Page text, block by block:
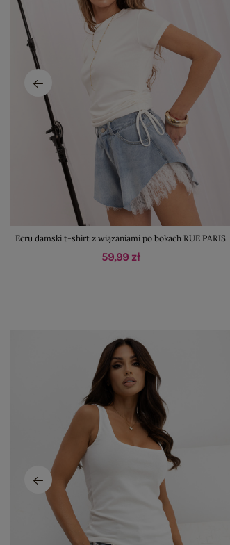
Ecru damski t-shirt z wiązaniami po bokach RUE PARIS
59,99 zł